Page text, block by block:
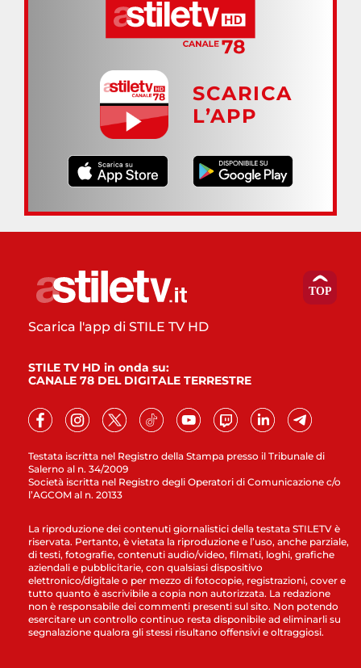
SCARICA
L’APP
Testata iscritta nel Registro della Stampa presso il Tribunale di
Salerno al n. 34/2009
Società iscritta nel Registro degli Operatori di Comunicazione c/o
l’AGCOM al n. 20133
Scarica l'app di STILE TV HD
STILE TV HD in onda su:
CANALE 78 DEL DIGITALE TERRESTRE
La riproduzione dei contenuti giornalistici della testata STILETV è
riservata. Pertanto, è vietata la riproduzione e l’uso, anche parziale,
di testi, fotografie, contenuti audio/video, filmati, loghi, grafiche
aziendali e pubblicitarie, con qualsiasi dispositivo
elettronico/digitale o per mezzo di fotocopie, registrazioni, cover e
tutto quanto è ascrivibile a copia non autorizzata. La redazione
non è responsabile dei commenti presenti sul sito. Non potendo
esercitare un controllo continuo resta disponibile ad eliminarli su
segnalazione qualora gli stessi risultano offensivi e oltraggiosi.